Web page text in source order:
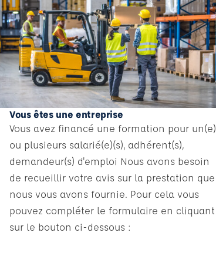
Vous êtes une entreprise
Vous avez financé une formation pour un(e)
ou plusieurs salarié(e)(s), adhérent(s),
demandeur(s) d'emploi Nous avons besoin
de recueillir votre avis sur la prestation que
nous vous avons fournie. Pour cela vous
pouvez compléter le formulaire en cliquant
sur le bouton ci-dessous :
En savoir plus